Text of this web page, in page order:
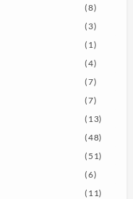
(8)
(3)
(1)
(4)
(7)
(7)
(13)
(48)
(51)
(6)
(11)